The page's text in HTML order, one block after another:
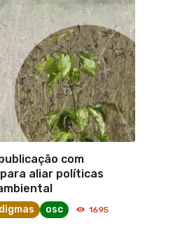
com
aliar políticas
osc 1695